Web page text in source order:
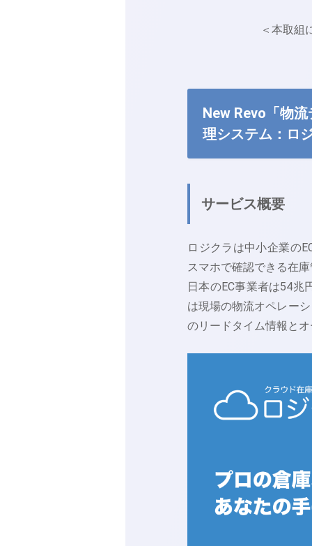
＜本取組
New Revo「物
理システム：ロ
サービス概要
ロジクラは中小企業の
スマホで確認できる在
日本のEC事業者は54兆
は現場の物流オペレー
のリードタイム情報と